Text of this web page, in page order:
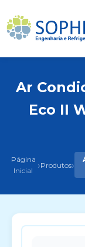
Ar
Eco II
Página
Inicial
›Produtos›